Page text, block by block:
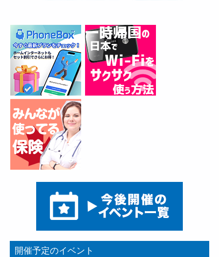
開催予定のイベント